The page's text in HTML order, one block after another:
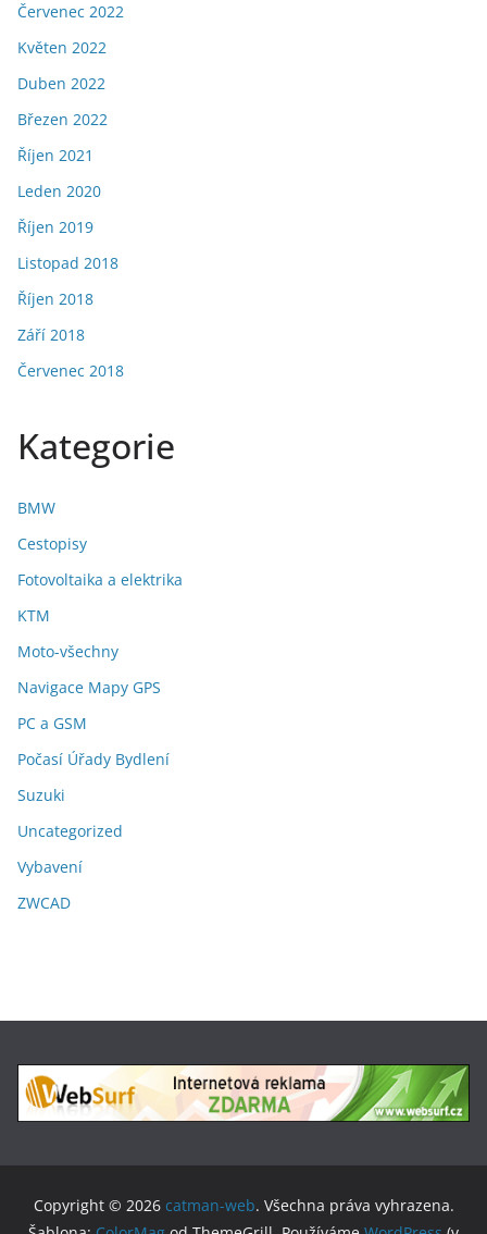
Červenec 2022
Květen 2022
Duben 2022
Březen 2022
Říjen 2021
Leden 2020
Říjen 2019
Listopad 2018
Říjen 2018
Září 2018
Červenec 2018
Kategorie
BMW
Cestopisy
Fotovoltaika a elektrika
KTM
Moto-všechny
Navigace Mapy GPS
PC a GSM
Počasí Úřady Bydlení
Suzuki
Uncategorized
Vybavení
ZWCAD
Copyright © 2026 catman-web. Všechna práva vyhrazena.